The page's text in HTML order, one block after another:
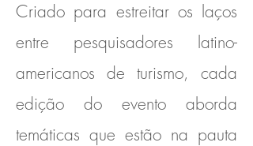
Criado para estreitar os laços
entre pesquisadores latino-
americanos de turismo, cada
edição do evento aborda
temáticas que estão na pauta